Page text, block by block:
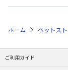
ホーム ペットス
ご利用ガイド